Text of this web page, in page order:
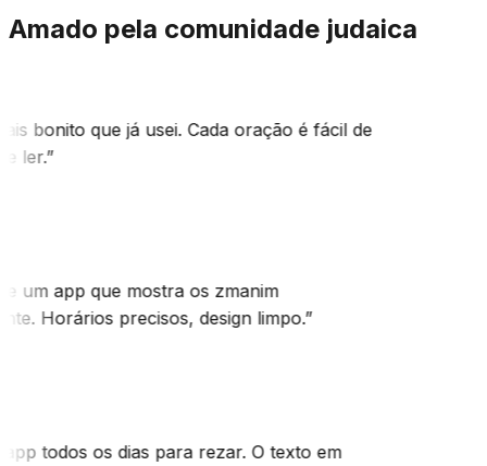
Amado pela comunidade judaica
bonito que já usei. Cada oração é fácil de
ler.”
um app que mostra os zmanim
Horários precisos, design limpo.”
todos os dias para rezar. O texto em